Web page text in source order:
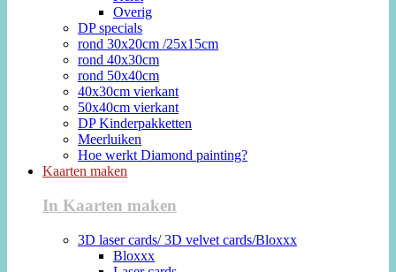
Overig
DP specials
rond 30x20cm /25x15cm
rond 40x30cm
rond 50x40cm
40x30cm vierkant
50x40cm vierkant
DP Kinderpakketten
Meerluiken
Hoe werkt Diamond painting?
Kaarten maken
In Kaarten maken
3D laser cards/ 3D velvet cards/Bloxxx
Bloxxx